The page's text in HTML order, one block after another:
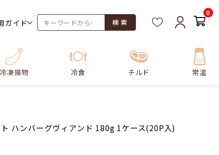
ガイド 検 索
0
冷凍揚物 冷食 チルド 常温
ハンバーグヴィアンド 180g 1ケース(20P入)